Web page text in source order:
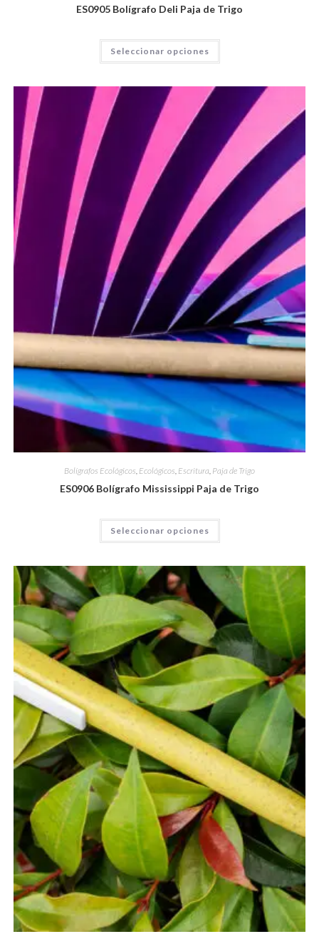
ES0905 Bolígrafo Deli Paja de Trigo
Seleccionar opciones
Bolígrafos Ecológicos Ecológicos Escritura Paja de Trigo
ES0906 Bolígrafo Mississippi Paja de Trigo
Seleccionar opciones